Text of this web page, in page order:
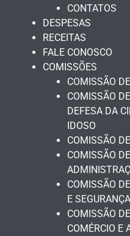
CONTATOS
DESPESAS
RECEITAS
FALE CONOSCO
COMISSÕES
COMISSÃO
COMISSÃO
DEFESA DA
IDOSO
COMISSÃO
COMISSÃO
COMISSÃO
E
COMISSÃO
COMÉRCIO E